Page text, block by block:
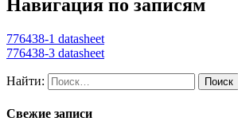
Навигация по записям
776438-1 datasheet
776438-3 datasheet
Найти:
Свежие записи